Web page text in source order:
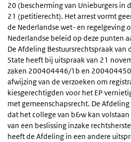
20 (bescherming van Unieburgers in
21 (petitierecht). Het arrest vormt
de Nederlandse wet- en regelgeving
Nederlandse beleid op deze punten
De Afdeling Bestuursrechtspraak van
State heeft bij uitspraak van 21
zaken 200404446/1b en
afwijzing van de verzoeken om
kiesgerechtigden voor het EP
met gemeenschapsrecht. De
dat het college van b&w kan
van een beslissing inzake
heeft de Afdeling in een andere